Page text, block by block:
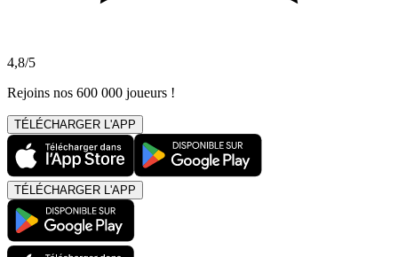
4,8/5
Rejoins nos 600 000 joueurs !
TÉLÉCHARGER L'APP
TÉLÉCHARGER L'APP